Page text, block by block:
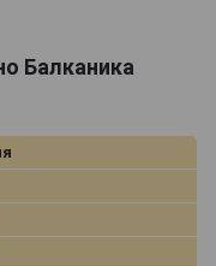
Балканика